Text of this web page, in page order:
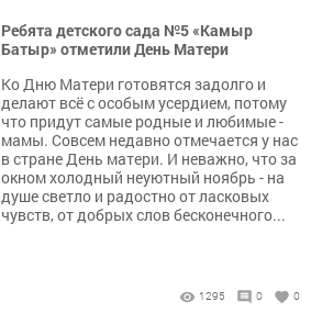
Ребята детского сада №5 «Камыр
Батыр» отметили День Матери
Ко Дню Матери готовятся задолго и
делают всё с особым усердием, потому
что придут самые родные и любимые -
мамы. Совсем недавно отмечается у нас
в стране День матери. И неважно, что за
окном холодный неуютный ноябрь - на
душе светло и радостно от ласковых
чувств, от добрых слов бесконечного...
1295 0 0